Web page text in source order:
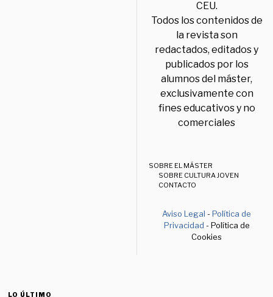
CEU.
Todos los contenidos de
la revista son
redactados, editados y
publicados por los
alumnos del máster,
exclusivamente con
fines educativos y no
comerciales
SOBRE EL MÁSTER
SOBRE CULTURA JOVEN
CONTACTO
Aviso Legal -Política de
Privacidad - Política de
Cookies
LO ÚLTIMO